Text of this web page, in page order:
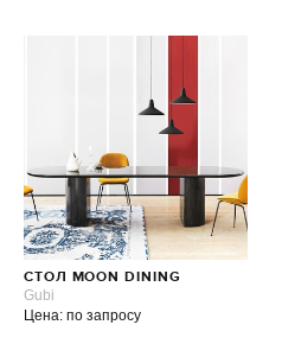
СТОЛ MOON DINING
Gubi
Цена: по запросу